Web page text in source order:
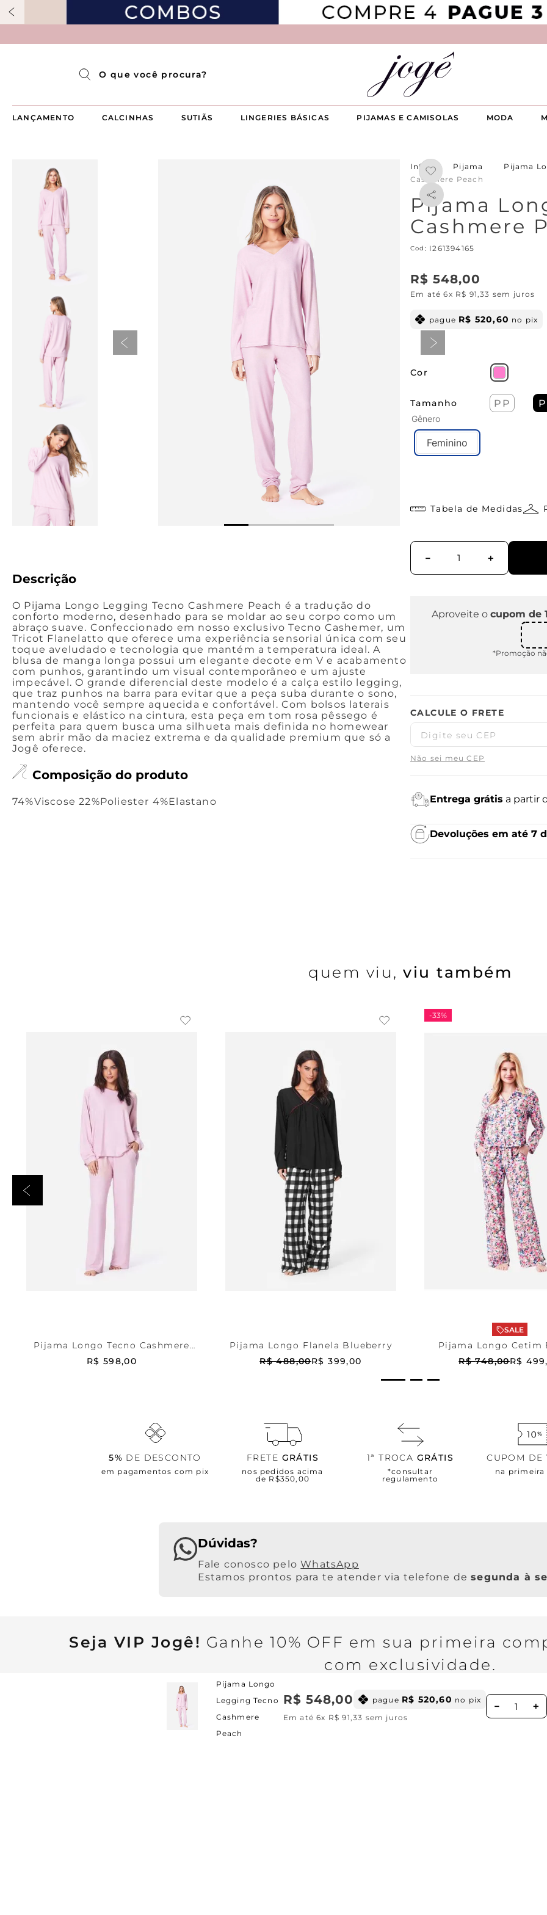
LANÇAMENTO CALCINHAS SUTIÃS LINGERIES BÁSICAS PIJAMAS E CAMISOLAS MODA
Pijama Longo Americado Aberto Luma
Pijama Capri Aberto
Pijama Curto Aberto
Descrição
O Pijama Longo Legging Tecno Cashmere Peach é a tradução do
conforto moderno, desenhado para se moldar ao seu corpo como um
abraço suave. Confeccionado em nosso exclusivo Tecno Cashemer, um
Tricot Flanelatto que oferece uma experiência sensorial única com seu
toque aveludado e tecnologia que mantém a temperatura ideal. A
blusa de manga longa possui um elegante decote em V e acabamento
com punhos, garantindo um visual contemporâneo e um ajuste
impecável. O grande diferencial deste modelo é a calça estilo legging,
que traz punhos na barra para evitar que a peça suba durante o sono,
mantendo você sempre aquecida e confortável. Com bolsos laterais
funcionais e elástico na cintura, esta peça em tom rosa pêssego é
perfeita para quem busca uma silhueta mais definida no homewear
sem abrir mão da maciez extrema e da qualidade premium que só a
Jogê oferece.
Composição do produto
74%Viscose 22%Poliester 4%Elastano
Pijama
Pijama
Cashmere Peach
Pijama
Cashmere
: I261394165
R$ 548,00
Em até6x R$ 91,33 sem juros
pague R$ 520,60 no pix
Cor
Tamanho PP P
Gênero
Feminino
Tabela de Medidas
＋
－
Aproveite o cupom de
*Promoção
Não sei meu CEP
Entrega grátis a partir
Devoluções em até 7
Pijama Longo
Legging Tecno
Cashmere
Peach
R$ 548,00 pague R$ 520,60 no pix
Em até6x R$ 91 ,33 sem juros
＋
－
quem viu, viu também
PP
Pijama Longo Tecno Cashmere
Peach
R$ 598,00
P
Pijama Longo Flanela Blueberry
R$ 488,00R$ 399,00
Estampada M
-33%
SALE
Pijama Longo Cetim
Cristine
R$ 748,00R$ 499
5% DE DESCONTO
em pagamentos com pix
FRETE GRÁTIS
nos pedidos acima
de R$350,00
1ª TROCA GRÁTIS
*consultar
regulamento
CUPOM DE
na
Dúvidas?
WhatsApp
Estamos prontos para te atender via telefone desegunda à
Seja VIP Jogê! Ganhe 10% OFF em sua primeira
com exclusividade.